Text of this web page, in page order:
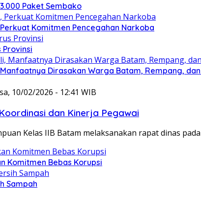
Paket Sembako
Komitmen Pencegahan Narkoba
Provinsi
Dirasakan Warga Batam, Rempang,
10/02/2026 - 12:41 WIB
dan Kinerja Pegawai
Kelas IIB Batam melaksanakan rapat dinas
Komitmen Bebas Korupsi
Sampah